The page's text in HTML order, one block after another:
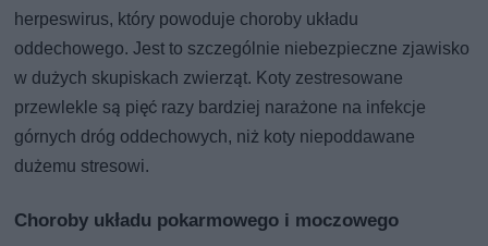
herpeswirus, który powoduje choroby układu
oddechowego. Jest to szczególnie niebezpieczne zjawisko
w dużych skupiskach zwierząt. Koty zestresowane
przewlekle są pięć razy bardziej narażone na infekcje
górnych dróg oddechowych, niż koty niepoddawane
dużemu stresowi.
Choroby układu pokarmowego i moczowego